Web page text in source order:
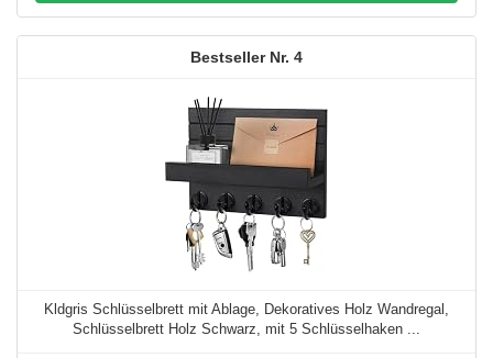
4
Kldgris Schlüsselbrett mit Ablage, Dekoratives Holz Wandregal,
Schlüsselbrett Holz Schwarz, mit 5 Schlüsselhaken ...